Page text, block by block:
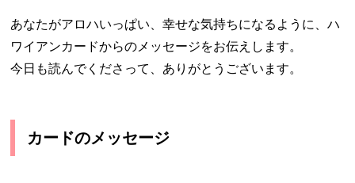
あなたがアロハいっぱい、幸せな気持ちになるように、ハ
ワイアンカードからのメッセージをお伝えします。
今日も読んでくださって、ありがとうございます。
カードのメッセージ